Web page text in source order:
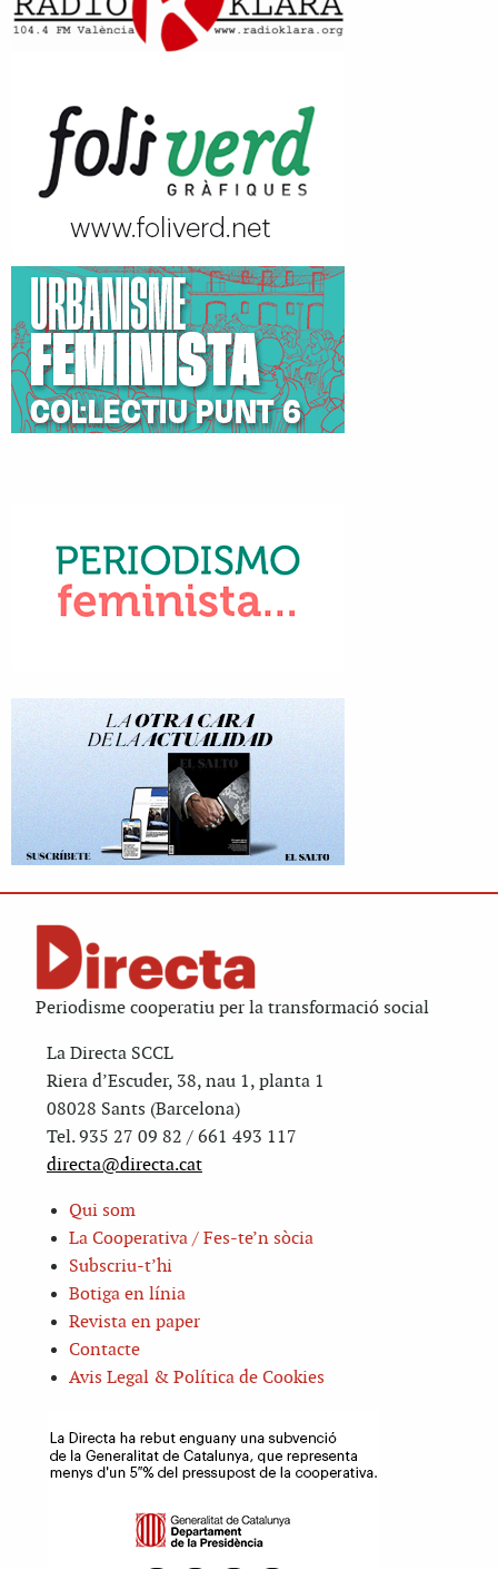
Periodisme cooperatiu per la transformació social
La Directa SCCL
Riera d’Escuder, 38, nau 1, planta 1
08028 Sants (Barcelona)
Tel. 935 27 09 82 / 661 493 117
directa@directa.cat
Qui som
La Cooperativa / Fes-te’n sòcia
Subscriu-t’hi
Botiga en línia
Revista en paper
Contacte
Avis Legal & Política de Cookies